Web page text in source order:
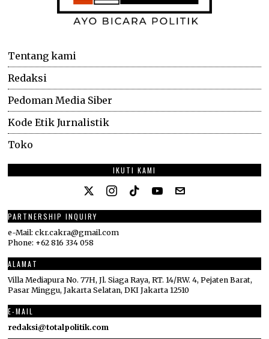
Tentang kami
Redaksi
Pedoman Media Siber
Kode Etik Jurnalistik
Toko
IKUTI KAMI
PARTNERSHIP INQUIRY
e-Mail: ckr.cakra@gmail.com
Phone: +62 816 334 058
ALAMAT
Villa Mediapura No. 77H, Jl. Siaga Raya, RT. 14/RW. 4, Pejaten Barat,
Pasar Minggu, Jakarta Selatan, DKI Jakarta 12510
E-MAIL
redaksi@totalpolitik.com